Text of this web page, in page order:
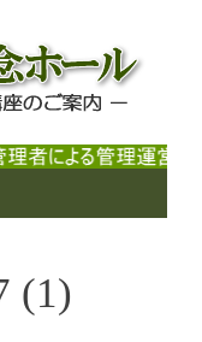
ホール
(1)